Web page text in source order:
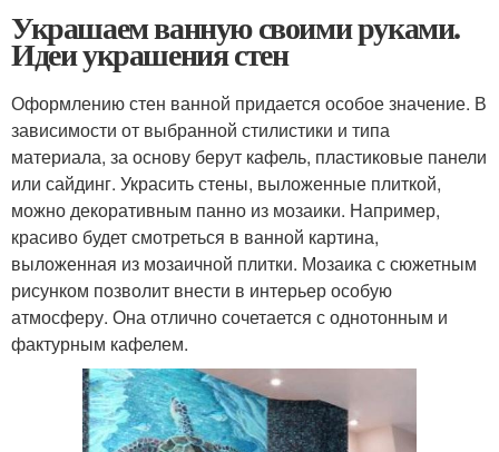
Украшаем ванную своими руками.
Идеи украшения стен
Оформлению стен ванной придается особое значение. В
зависимости от выбранной стилистики и типа
материала, за основу берут кафель, пластиковые панели
или сайдинг. Украсить стены, выложенные плиткой,
можно декоративным панно из мозаики. Например,
красиво будет смотреться в ванной картина,
выложенная из мозаичной плитки. Мозаика с сюжетным
рисунком позволит внести в интерьер особую
атмосферу. Она отлично сочетается с однотонным и
фактурным кафелем.